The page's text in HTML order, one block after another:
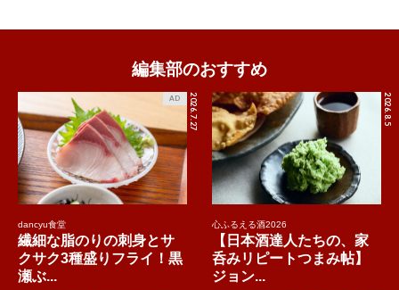
編集部のおすすめ
2026.7.27
AD
dancyu食堂
繊細な脂のりの刺身とサ
クサク3種盛りフライ！黒
瀬ぶ...
2026.8.5
心ふるえる酒2026
【日本酒達人たちの、家
呑みリピートつまみ帖】
ジョン...